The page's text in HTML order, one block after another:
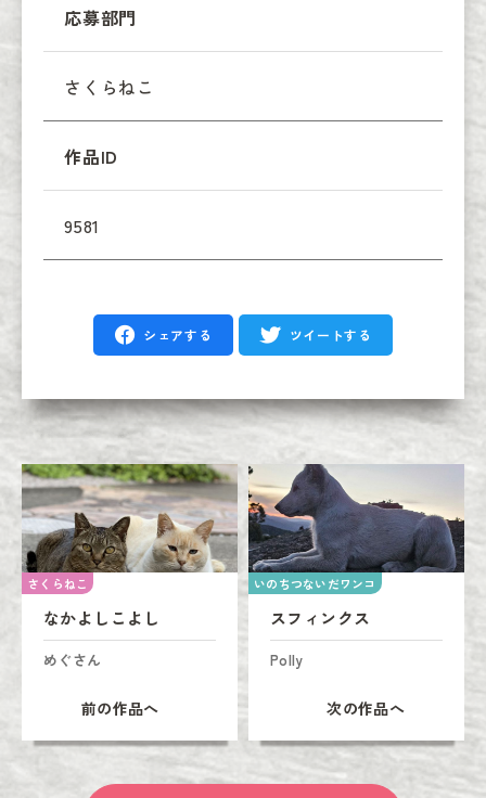
応募部門
さくらねこ
作品ID
9581
シェアする ツイートする
さくらねこ
なかよしこよし
めぐさん
前の作品へ
いのちつないだワンコ
スフィンクス
Polly
次の作品へ